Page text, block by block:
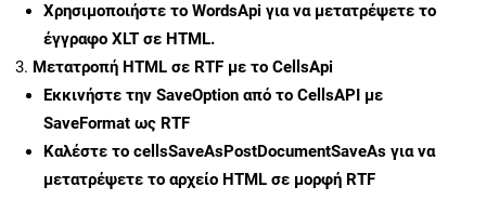
Χρησιμοποιήστε το WordsApi για να μετατρέψετε το
έγγραφο XLT σε HTML.
Μετατροπή HTML σε RTF με το CellsApi
Εκκινήστε την SaveOption από το CellsAPI με
SaveFormat ως RTF
Καλέστε το cellsSaveAsPostDocumentSaveAs για να
μετατρέψετε το αρχείο HTML σε μορφή RTF